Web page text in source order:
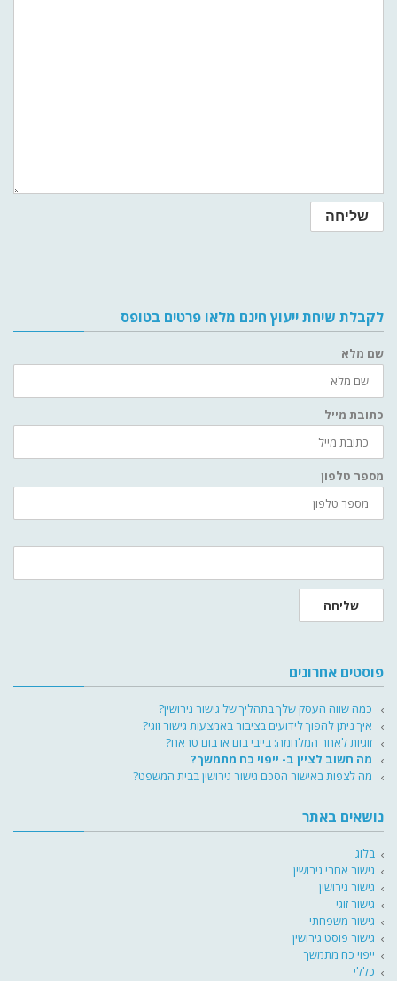
לקבלת שיחת ייעוץ חינם מלאו פרטים בטופס
שם מלא
כתובת מייל
מספר טלפון
שליחה
פוסטים אחרונים
כמה שווה העסק שלך בתהליך של גישור גירושין?
איך ניתן להפוך לידועים בציבור באמצעות גישור זוגי?
זוגיות לאחר המלחמה: בייבי בום או בום טראח?
מה חשוב לציין ב- ייפוי כח מתמשך?
מה לצפות באישור הסכם גישור גירושין בבית המשפט?
נושאים באתר
בלוג
גישור אחרי גירושין
גישור גירושין
גישור זוגי
גישור משפחתי
גישור פוסט גירושין
ייפוי כח מתמשך
כללי